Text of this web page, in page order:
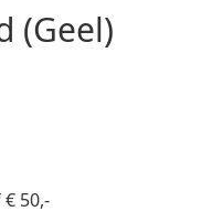
(Geel)
50,-